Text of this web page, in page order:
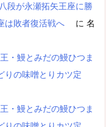
段が永瀬拓矢王座に勝
は敗者復活戦へ
に 名
・鰻とみだの鰻ひつま
の味噌とりカツ定
・鰻とみだの鰻ひつま